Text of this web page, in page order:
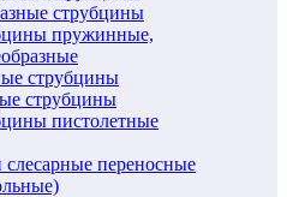
струбцины
пружинные,
струбцины
струбцины
пистолетные
слесарные переносные